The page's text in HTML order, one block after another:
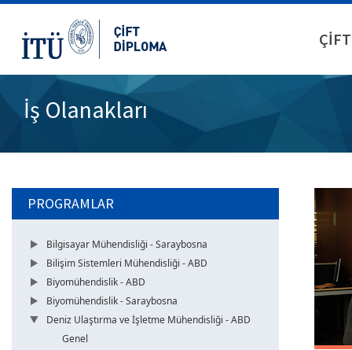
İş Olanakları
PROGRAMLAR
Bilgisayar Mühendisliği - Saraybosna
Bilişim Sistemleri Mühendisliği - ABD
Biyomühendislik - ABD
Biyomühendislik - Saraybosna
Deniz Ulaştırma ve İşletme Mühendisliği - ABD
Genel